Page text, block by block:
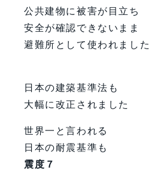
公共建物に被害が目立ち
安全が確認できないまま
避難所として使われました
日本の建築基準法も
大幅に改正されました
世界一と言われる
日本の耐震基準も
震度７